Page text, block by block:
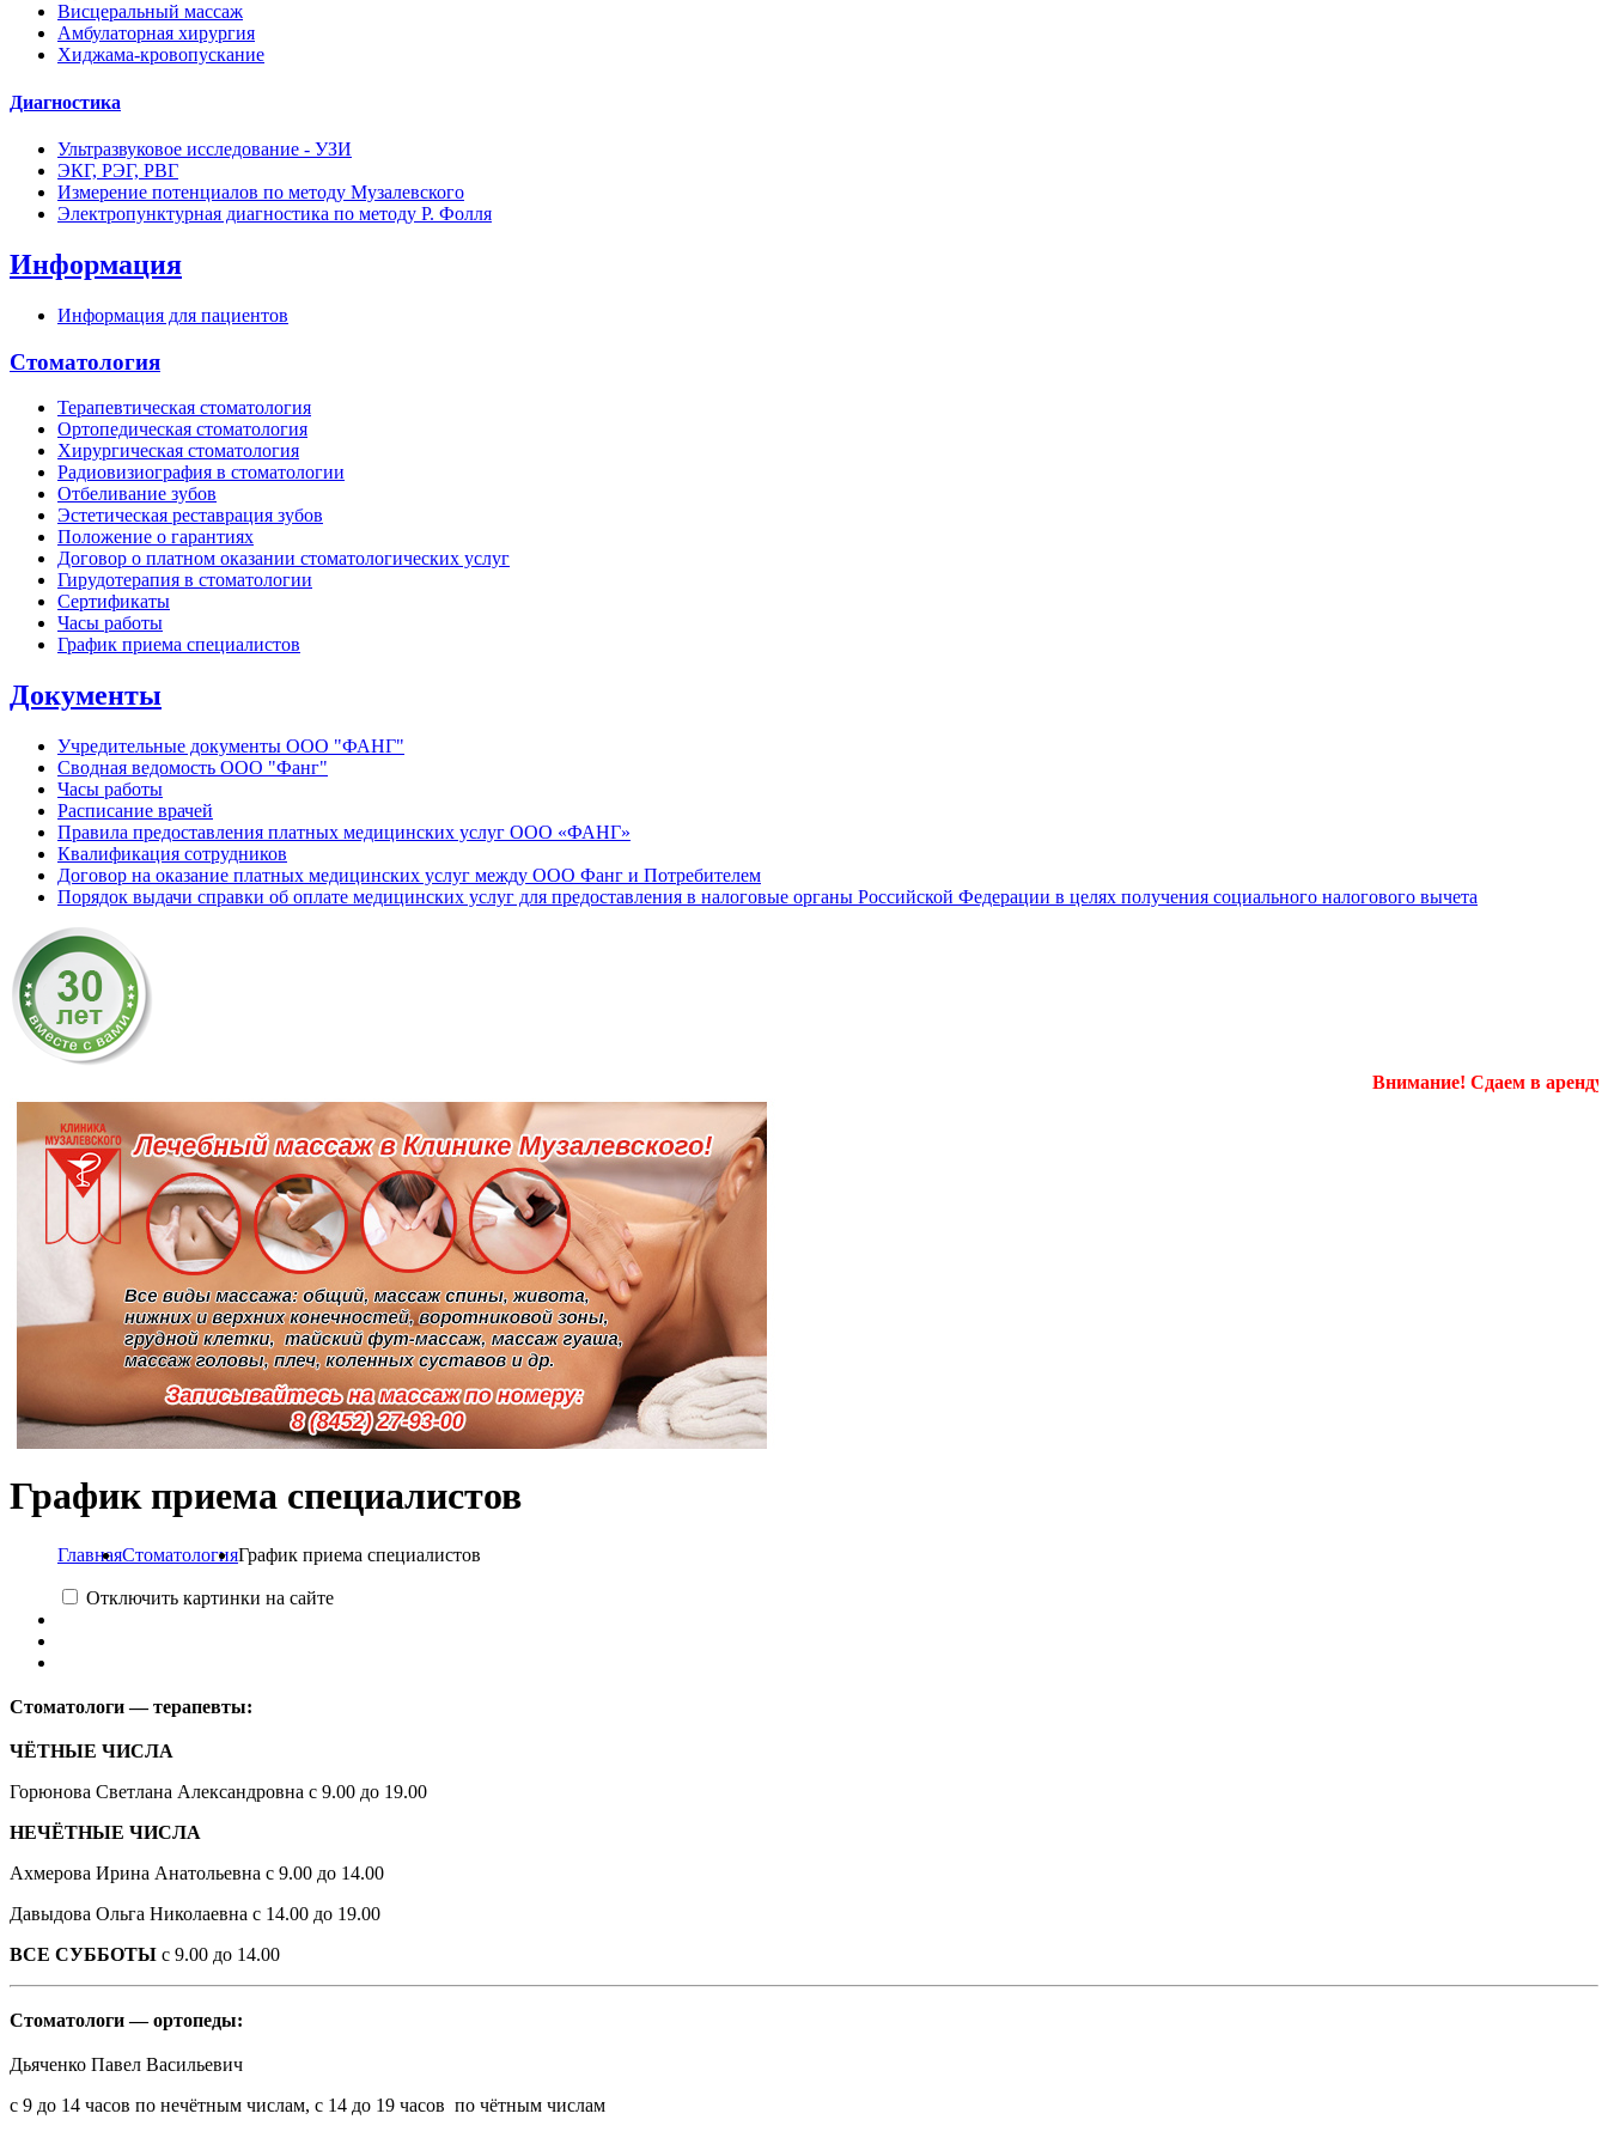
Висцеральный массаж
Амбулаторная хирургия
Хиджама-кровопускание
Диагностика
Ультразвуковое исследование - УЗИ
ЭКГ, РЭГ, РВГ
Измерение потенциалов по методу Музалевского
Электропунктурная диагностика по методу Р. Фолля
Информация
Информация для пациентов
Стоматология
Терапевтическая стоматология
Ортопедическая стоматология
Хирургическая стоматология
Радиовизиография в стоматологии
Отбеливание зубов
Эстетическая реставрация зубов
Положение о гарантиях
Договор о платном оказании стоматологических услуг
Гирудотерапия в стоматологии
Сертификаты
Часы работы
График приема специалистов
Документы
Учредительные документы ООО "ФАНГ"
Сводная ведомость ООО "Фанг"
Часы работы
Расписание врачей
Правила предоставления платных медицинских услуг ООО «ФАНГ»
Квалификация сотрудников
Договор на оказание платных медицинских услуг между ООО Фанг и Потребителем
Порядок выдачи справки об оплате медицинских услуг для предоставления в налоговые органы Российской Федерации в целях получения социального налогового вычета
Внимание! Сдаем в аренду
График приема специалистов
ГлавнаяСтоматологияГрафик приема специалистов
Отключить картинки на сайте
Стоматологи — терапевты:
ЧЁТНЫЕ ЧИСЛА
Горюнова Светлана Александровна с 9.00 до 19.00
НЕЧЁТНЫЕ ЧИСЛА
Ахмерова Ирина Анатольевна с 9.00 до 14.00
Давыдова Ольга Николаевна с 14.00 до 19.00
ВСЕ СУББОТЫ с 9.00 до 14.00
Стоматологи — ортопеды:
Дьяченко Павел Васильевич
с 9 до 14 часов по нечётным числам, с 14 до 19 часов по чётным числам